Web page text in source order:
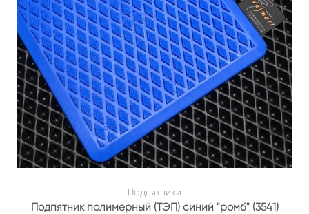
Подпятники
Подпятник полимерный (ТЭП) синий "ромб" (3541)